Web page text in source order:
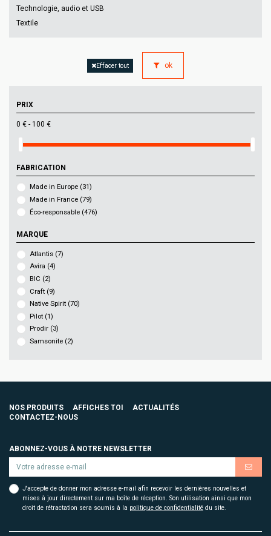
Technologie, audio et USB
Textile
Effacer tout ok
PRIX
0 € - 100 €
FABRICATION
Made in Europe (31)
Made in France (79)
Éco-responsable (476)
MARQUE
Atlantis (7)
Avira (4)
BIC (2)
Craft (9)
Native Spirit (70)
Pilot (1)
Prodir (3)
Samsonite (2)
NOS PRODUITS AFFICHES TOI
ACTUALITÉS
CONTACTEZ-NOUS
ABONNEZ-VOUS À NOTRE NEWSLETTER
J'accepte de donner mon adresse e-mail afin recevoir les dernières nouvelles et
mises à jour directement sur ma boîte de réception. Son utilisation ainsi que mon
droit de rétractation sera soumis à la politique de confidentialité du site.